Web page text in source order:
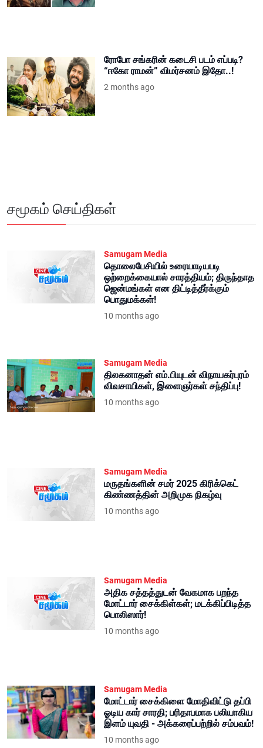
ரோபோ சங்கரின் கடைசி படம் எப்படி?
“ஈகோ ராமன்” விமர்சனம் இதோ..!
2 months ago
சமூகம் செய்திகள்
Samugam Media
தொலைபேசியில் உரையாடியபடி
ஒற்றைக்கையால் சாரத்தியம்; திருந்தாத
ஜென்மங்கள் என திட்டித்தீர்க்கும்
பொதுமக்கள்!
10 months ago
Samugam Media
திலகனாதன் எம்.பியுடன் விநாயகர்புரம்
விவசாயிகள், இளைஞர்கள் சந்திப்பு!
10 months ago
Samugam Media
மருதங்களின் சமர் 2025 கிரிக்கெட்
கிண்ணத்தின் அறிமுக நிகழ்வு
10 months ago
Samugam Media
அதிக சத்தத்துடன் வேகமாக பறந்த
மோட்டார் சைக்கிள்கள்; மடக்கிப்பிடித்த
பொலிஸார்!
10 months ago
Samugam Media
மோட்டார் சைக்கிளை மோதிவிட்டு தப்பி
ஓடிய கார் சாரதி; பரிதாபமாக பலியாகிய
இளம் யுவதி - அக்கரைப்பற்றில் சம்பவம்!
10 months ago